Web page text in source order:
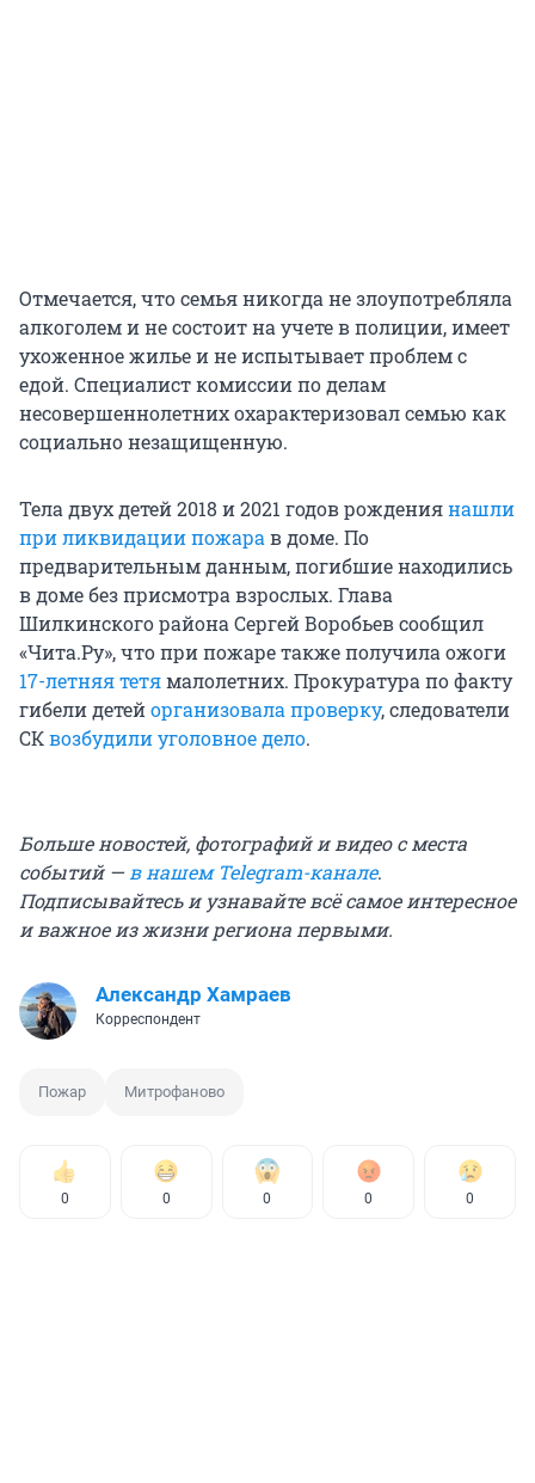
Отмечается, что семья никогда не злоупотребляла
алкоголем и не состоит на учете в полиции, имеет
ухоженное жилье и не испытывает проблем с
едой. Специалист комиссии по делам
несовершеннолетних охарактеризовал семью как
социально незащищенную.
Тела двух детей 2018 и 2021 годов рождениянашли
при ликвидации пожарав доме. По
предварительным данным, погибшие находились
в доме без присмотра взрослых. Глава
Шилкинского района Сергей Воробьев сообщил
«Чита.Ру», что при пожаре также получила ожоги
17-летняя тетямалолетних. Прокуратура по факту
гибели детейорганизовала проверку, следователи
СКвозбудили уголовное дело.
Больше новостей, фотографий и видео с места
событий —в нашем Telegram-канале.
Подписывайтесь и узнавайте всё самое интересное
и важное из жизни региона первыми.
Александр Хамраев
Корреспондент
Пожар Митрофаново
0 0 0 0 0